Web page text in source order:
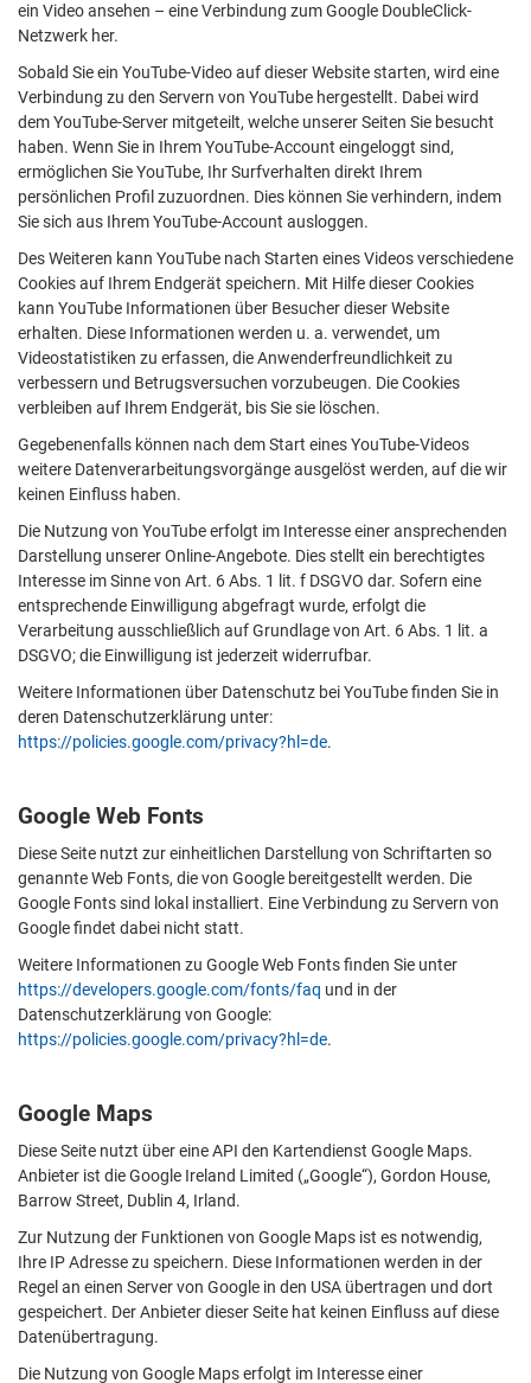
ein Video ansehen – eine Verbindung zum Google DoubleClick-
Netzwerk her.
Sobald Sie ein YouTube-Video auf dieser Website starten, wird eine
Verbindung zu den Servern von YouTube hergestellt. Dabei wird
dem YouTube-Server mitgeteilt, welche unserer Seiten Sie besucht
haben. Wenn Sie in Ihrem YouTube-Account eingeloggt sind,
ermöglichen Sie YouTube, Ihr Surfverhalten direkt Ihrem
persönlichen Profil zuzuordnen. Dies können Sie verhindern, indem
Sie sich aus Ihrem YouTube-Account ausloggen.
Des Weiteren kann YouTube nach Starten eines Videos verschiedene
Cookies auf Ihrem Endgerät speichern. Mit Hilfe dieser Cookies
kann YouTube Informationen über Besucher dieser Website
erhalten. Diese Informationen werden u. a. verwendet, um
Videostatistiken zu erfassen, die Anwenderfreundlichkeit zu
verbessern und Betrugsversuchen vorzubeugen. Die Cookies
verbleiben auf Ihrem Endgerät, bis Sie sie löschen.
Gegebenenfalls können nach dem Start eines YouTube-Videos
weitere Datenverarbeitungsvorgänge ausgelöst werden, auf die wir
keinen Einfluss haben.
Die Nutzung von YouTube erfolgt im Interesse einer ansprechenden
Darstellung unserer Online-Angebote. Dies stellt ein berechtigtes
Interesse im Sinne von Art. 6 Abs. 1 lit. f DSGVO dar. Sofern eine
entsprechende Einwilligung abgefragt wurde, erfolgt die
Verarbeitung ausschließlich auf Grundlage von Art. 6 Abs. 1 lit. a
DSGVO; die Einwilligung ist jederzeit widerrufbar.
Weitere Informationen über Datenschutz bei YouTube finden Sie in
deren Datenschutzerklärung unter:
https://policies.google.com/privacy?hl=de.
Google Web Fonts
Diese Seite nutzt zur einheitlichen Darstellung von Schriftarten so
genannte Web Fonts, die von Google bereitgestellt werden. Die
Google Fonts sind lokal installiert. Eine Verbindung zu Servern von
Google findet dabei nicht statt.
Weitere Informationen zu Google Web Fonts finden Sie unter
https://developers.google.com/fonts/faq und in der
Datenschutzerklärung von Google:
https://policies.google.com/privacy?hl=de.
Google Maps
Diese Seite nutzt über eine API den Kartendienst Google Maps.
Anbieter ist die Google Ireland Limited („Google“), Gordon House,
Barrow Street, Dublin 4, Irland.
Zur Nutzung der Funktionen von Google Maps ist es notwendig,
Ihre IP Adresse zu speichern. Diese Informationen werden in der
Regel an einen Server von Google in den USA übertragen und dort
gespeichert. Der Anbieter dieser Seite hat keinen Einfluss auf diese
Datenübertragung.
Die Nutzung von Google Maps erfolgt im Interesse einer